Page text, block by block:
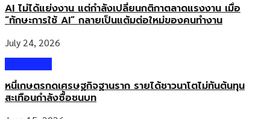
AI ไม่ได้แย่งงาน แต่กำลังเปลี่ยนกติกาตลาดแรงงาน เมื่อ
“ทักษะการใช้ AI” กลายเป็นแต้มต่อใหม่ของคนทำงาน
July 24, 2026
หนี้เกษตรกดเศรษฐกิจฐานราก รายได้ชาวนาโตไม่ทันต้นทุน
สะเทือนกำลังซื้อชนบท